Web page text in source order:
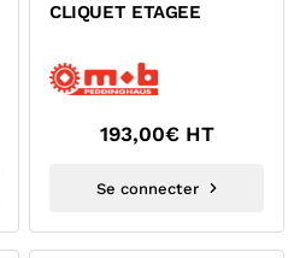
CLIQUET ETAGEE
193,00€ HT
Se connecter